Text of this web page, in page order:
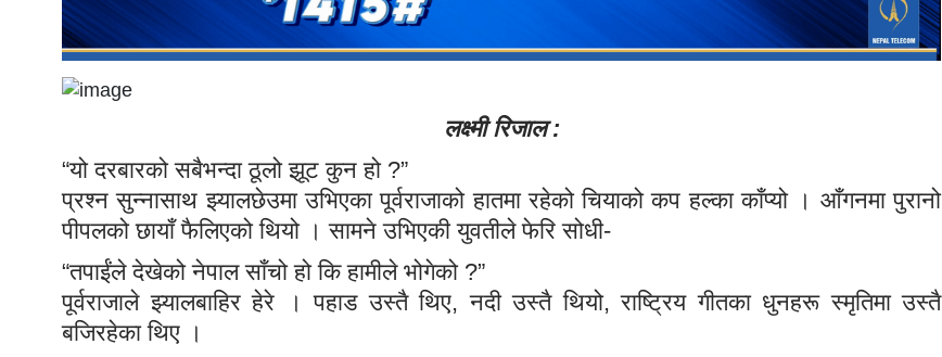
लक्ष्मी रिजाल :
“यो दरबारको सबैभन्दा ठूलो झूट कुन हो ?”
प्रश्न सुन्नासाथ झ्यालछेउमा उभिएका पूर्वराजाको हातमा रहेको चियाको कप हल्का काँप्यो । आँगनमा पुरानो
पीपलको छायाँ फैलिएको थियो । सामने उभिएकी युवतीले फेरि सोधी-
“तपाईंले देखेको नेपाल साँचो हो कि हामीले भोगेको ?”
पूर्वराजाले झ्यालबाहिर हेरे । पहाड उस्तै थिए, नदी उस्तै थियो, राष्ट्रिय गीतका धुनहरू स्मृतिमा उस्तै
बजिरहेका थिए ।